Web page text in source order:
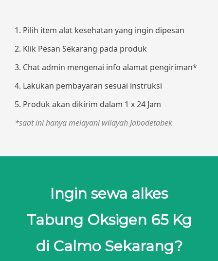
1. Pilih item alat kesehatan yang ingin dipesan
2. Klik Pesan Sekarang pada produk
3. Chat admin mengenai info alamat pengiriman*
4. Lakukan pembayaran sesuai instruksi
5. Produk akan dikirim dalam 1 x 24 Jam
*saat ini hanya melayani wilayah Jabodetabek
Ingin sewa alkes
Tabung Oksigen 65 Kg
di Calmo Sekarang?